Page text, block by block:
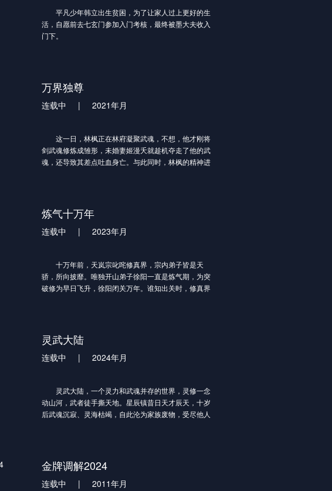
平凡少年韩立出生贫困，为了让家人过上更好的生
活，自愿前去七玄门参加入门考核，最终被墨大夫收入
门下。
墨大夫试图夺舍韩立，最终却被韩立反杀。通过墨
大夫的遗书韩立得知了一个全新世界：修仙界的存在。
在帮助七玄门抵御外敌之后，韩立离开了七玄门，
通过墨大夫之女墨彩环的口中得知太南小会地址，
韩立为追寻修仙人的足迹决定前往太南小会，拜别家人
后……
万界独尊
连载中 | 2021年月
这一日，林枫正在林府凝聚武魂，不想，他才刚将
剑武魂修炼成雏形，未婚妻姬漫夭就趁机夺走了他的武
魂，还导致其差点吐血身亡。与此同时，林枫的精神进
武魂，从而不再受到家仆们的尊重，他们处处针对林
枫，就连林枫的妹妹林香儿生病，他们都不愿意出手帮
助分毫，直到林枫使用从葬神之地获得到的力量打败了
到的力量，杀死了正在跟自己决斗的秦骁。秦骁乃是秦
家大长老的孙子，并且一直受到长老们的宠爱，如今秦
骁被害，秦家长老自是不甘，他们一怒之下，跑到了林
炼气十万年
连载中 | 2023年月
十万年前，天岚宗叱咤修真界，宗内弟子皆是天
骄，所向披靡。唯独开山弟子徐阳一直是炼气期，为突
破修为早日飞升，徐阳闭关万年。谁知出关时，修真界
步的揭开，万年间，一个贯穿人、魔、仙三界的隐秘也
展现在众人面前！究竟是一念成神，还是一念成魔？世
界的生死就在徐阳的股掌之间！
灵武大陆
连载中 | 2024年月
灵武大陆，一个灵力和武魂并存的世界，灵修一念
动山河，武者徒手撕天地。星辰镇昔日天才辰天，十岁
后武魂沉寂、灵海枯竭，自此沦为家族废物，受尽他人
指，从此逆境崛起，破天道掌轮回，终渡帝劫桎梏，问
鼎灵武大陆！
金牌调解2024
连载中 | 2011年月